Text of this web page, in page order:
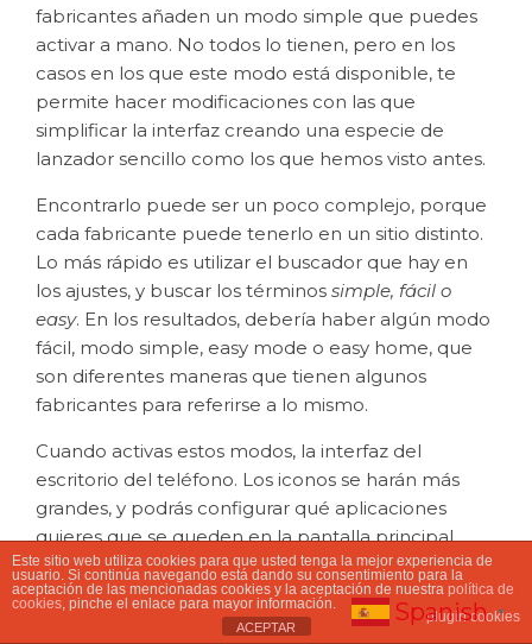
fabricantes añaden un modo simple que puedes
activar a mano. No todos lo tienen, pero en los
casos en los que este modo está disponible, te
permite hacer modificaciones con las que
simplificar la interfaz creando una especie de
lanzador sencillo como los que hemos visto antes.
Encontrarlo puede ser un poco complejo, porque
cada fabricante puede tenerlo en un sitio distinto.
Lo más rápido es utilizar el buscador que hay en
los ajustes, y buscar los términos simple, fácil o
easy. En los resultados, debería haber algún modo
fácil, modo simple, easy mode o easy home, que
son diferentes maneras que tienen algunos
fabricantes para referirse a lo mismo.
Cuando activas estos modos, la interfaz del
escritorio del teléfono. Los iconos se harán más
grandes, y podrás configurar qué aplicaciones
quieres que se queden en la pantalla principal
para que sean las más accesibles. Todo se verá
mejor, y será más fácil encontrar elementos
aunque quien lo vayan a utilizar tenga problemas
Este sitio web utiliza cookies para que usted tenga la mejor experiencia de
usuario. Si continúa navegando está dando su consentimiento para la
aceptación de las mencionadas cookies y la aceptación de nuestra política de
cookies, pinche el enlace para mayor información.
plugin cookies
ACEPTAR
Spanish ▼